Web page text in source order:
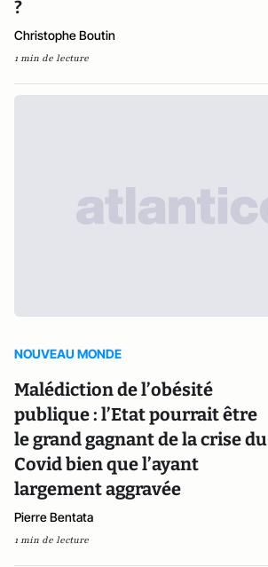
?
Christophe Boutin
1 min de lecture
NOUVEAU MONDE
Malédiction de l’obésité
publique : l’Etat pourrait être
le grand gagnant de la crise du
Covid bien que l’ayant
largement aggravée
Pierre Bentata
1 min de lecture